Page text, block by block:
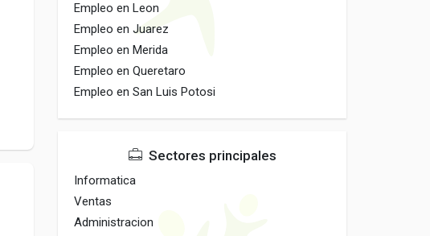
Empleo en Leon
Empleo en Juarez
Empleo en Merida
Empleo en Queretaro
Empleo en San Luis Potosi
Sectores principales
Informatica
Ventas
Administracion